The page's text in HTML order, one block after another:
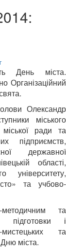
День міста.
Організаційний
Олександр
міського
міської ради та
підприємств,
державної
області,
університету,
та учбово-
методичним та
підготовки і
мистецьких та
міста.